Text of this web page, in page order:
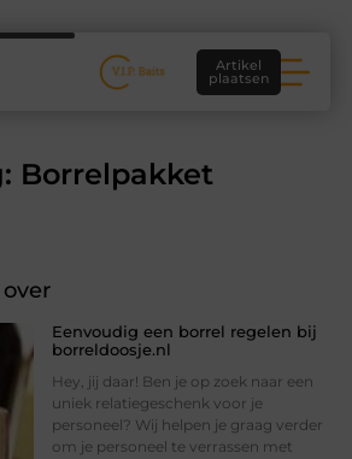
Artikel
plaatsen
Borrelpakket
Eenvoudig een borrel regelen bij
borreldoosje.nl
Hey, jij daar! Ben je op zoek naar een
uniek relatiegeschenk voor je
personeel? Wij helpen je graag verder
om je personeel te verrassen met